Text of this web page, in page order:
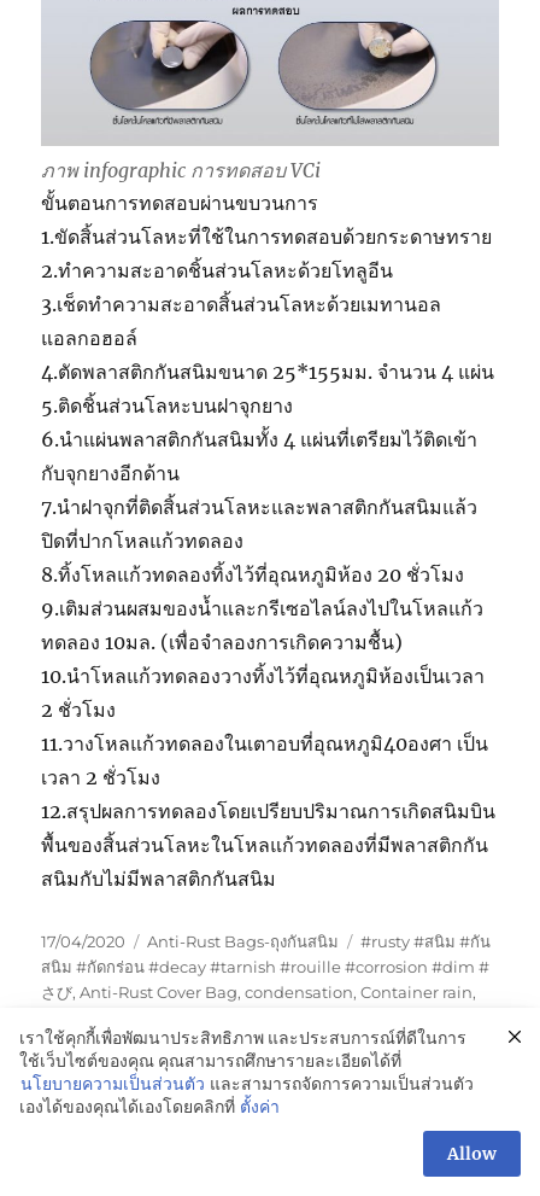
ภาพ infographic การทดสอบ VCi
ขั้นตอนการทดสอบผ่านขบวนการ
1.ขัดสิ้นส่วนโลหะที่ใช้ในการทดสอบด้วยกระดาษทราย
2.ทำความสะอาดชิ้นส่วนโลหะด้วยโทลูอีน
3.เช็ดทำความสะอาดสิ้นส่วนโลหะด้วยเมทานอล
แอลกอฮอล์
4.ตัดพลาสติกกันสนิมขนาด 25*155มม. จำนวน 4 แผ่น
5.ติดชิ้นส่วนโลหะบนฝาจุกยาง
6.นำแผ่นพลาสติกกันสนิมทั้ง 4 แผ่นที่เตรียมไว้ติดเข้า
กับจุกยางอีกด้าน
7.นำฝาจุกที่ติดสิ้นส่วนโลหะและพลาสติกกันสนิมแล้ว
ปิดที่ปากโหลแก้วทดลอง
8.ทิ้งโหลแก้วทดลองทิ้งไว้ที่อุณหภูมิห้อง 20 ชั่วโมง
9.เติมส่วนผสมของน้ำและกรีเซอไลน์ลงไปในโหลแก้ว
ทดลอง 10มล. (เพื่อจำลองการเกิดความชื้น)
10.นำโหลแก้วทดลองวางทิ้งไว้ที่อุณหภูมิห้องเป็นเวลา
2 ชั่วโมง
11.วางโหลแก้วทดลองในเตาอบที่อุณหภูมิ40องศา เป็น
เวลา 2 ชั่วโมง
12.สรุปผลการทดลองโดยเปรียบปริมาณการเกิดสนิมบิน
พื้นของสิ้นส่วนโลหะในโหลแก้วทดลองที่มีพลาสติกกัน
สนิมกับไม่มีพลาสติกกันสนิม
Posted
on
17/04/2020 Categories
Anti-Rust Bags-ถุงกันสนิม Tags
#rusty #สนิม #กัน
สนิม #กัดกร่อน #decay #tarnish #rouille #corrosion #dim #
さび,Anti-Rust Cover Bag,condensation,Container rain,
Box Liner Poly Bags,VCI Export Box Liner Bag,vci
manufacturer in Thailand,กระดาษกันสนิม,กระบวนการ
ควบแน่น ,การควบแน่นคืออะไร,ความชื้นกับสนิม, ความชื้นสัมพัทธ์
(Rh%),ถุงกันสนิม ,ถุงกันสนิมรองก้นกล่อง
ถุงมุ้ง
ป้องกันสนิมชิ้นส่วน
เราใช้คุกกี้เพื่อพัฒนาประสิทธิภาพ และประสบการณ์ที่ดีในการ
ใช้เว็บไซต์ของคุณ คุณสามารถศึกษารายละเอียดได้ที่
นโยบายความเป็นส่วนตัว และสามารถจัดการความเป็นส่วนตัว
เองได้ของคุณได้เองโดยคลิกที่ ตั้งค่า
Allow